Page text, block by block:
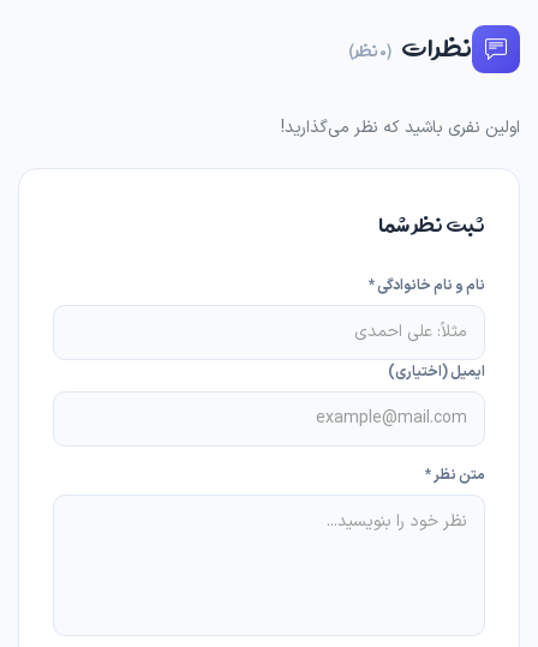
نظرات (0 نظر)
اولین نفری باشید که نظر می‌گذارید!
ثبت نظر شما
نام و نام خانوادگی *
ایمیل (اختیاری)
متن نظر *